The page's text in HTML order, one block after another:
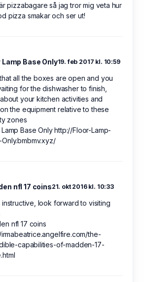
pizzabagare så jag tror mig veta hur
pizza smakar och ser ut!
Lamp Base Only19. feb 2017 kl. 10:59
all the boxes are open and you
for the dishwasher to finish,
your kitchen activities and
the equipment relative to these
zones
Base Only http://Floor-Lamp-
nfl 17 coins21. okt 2016 kl. 10:33
instructive, look forward to visiting
nfl 17 coins
the-
capabilities-of-madden-17-